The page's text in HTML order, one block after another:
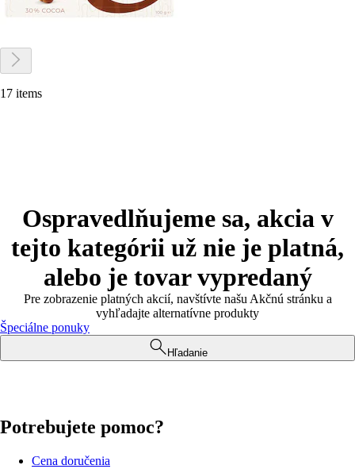
17 items
Ospravedlňujeme sa, akcia v
tejto kategórii už nie je platná,
alebo je tovar vypredaný
Pre zobrazenie platných akcií, navštívte našu Akčnú stránku a
vyhľadajte alternatívne produkty
Špeciálne ponuky
Hľadanie
Potrebujete pomoc?
Cena doručenia